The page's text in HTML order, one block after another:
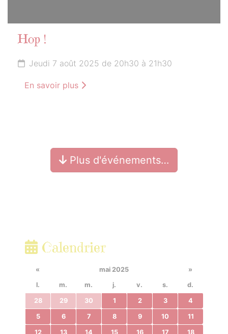
Hop !
Jeudi 7 août 2025 de 20h30 à 21h30
En savoir plus
Plus d'événements…
Calendrier
« mai 2025
»
l.
m. m. j. v. s. d.
28 29 30 1 2 3 4
5 6 7 8 9 10 11
12 13 14 15 16 17 18